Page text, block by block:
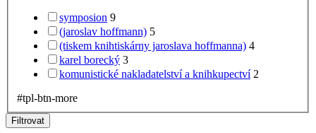
symposion 9
(jaroslav hoffmann) 5
(tiskem knihtiskárny jaroslava hoffmanna) 4
karel borecký 3
komunistické nakladatelství a knihkupectví 2
#tpl-btn-more
Filtrovat